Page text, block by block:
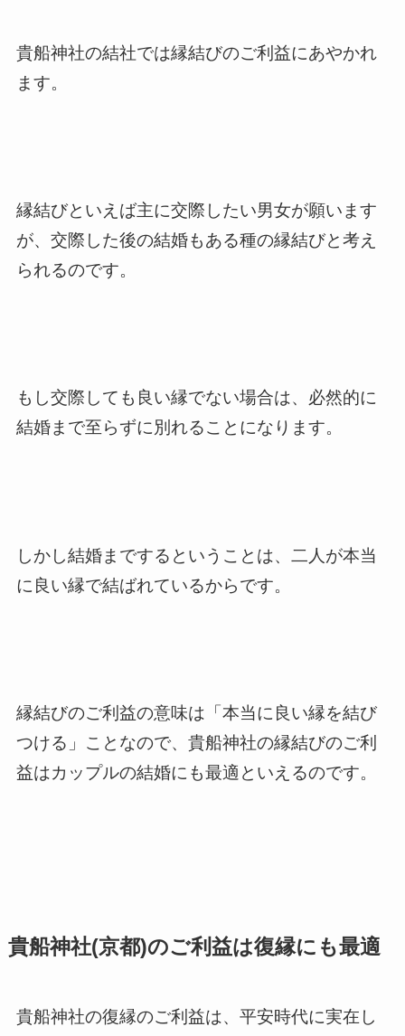
貴船神社の結社では縁結びのご利益にあやかれ
ます。
縁結びといえば主に交際したい男女が願います
が、交際した後の結婚もある種の縁結びと考え
られるのです。
もし交際しても良い縁でない場合は、必然的に
結婚まで至らずに別れることになります。
しかし結婚までするということは、二人が本当
に良い縁で結ばれているからです。
縁結びのご利益の意味は「本当に良い縁を結び
つける」ことなので、貴船神社の縁結びのご利
益はカップルの結婚にも最適といえるのです。
貴船神社(京都)のご利益は復縁にも最適
貴船神社の復縁のご利益は、平安時代に実在し